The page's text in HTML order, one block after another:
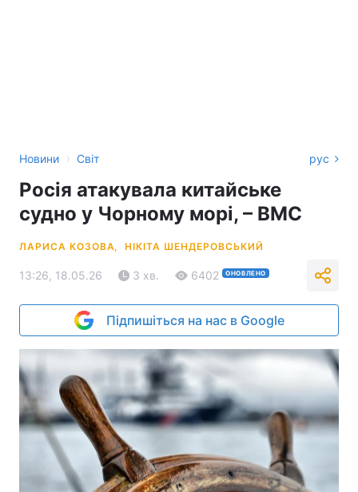
Новини › Світ рус
Росія атакувала китайське
судно у Чорному морі, – ВМС
ЛАРИСА КОЗОВА, НІКІТА ШЕНДЕРОВСЬКИЙ
13:26, 18.05.26 3 хв. 6402 ОНОВЛЕНО
Підпишіться на нас в Google